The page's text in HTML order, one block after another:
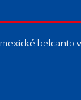
belcanto